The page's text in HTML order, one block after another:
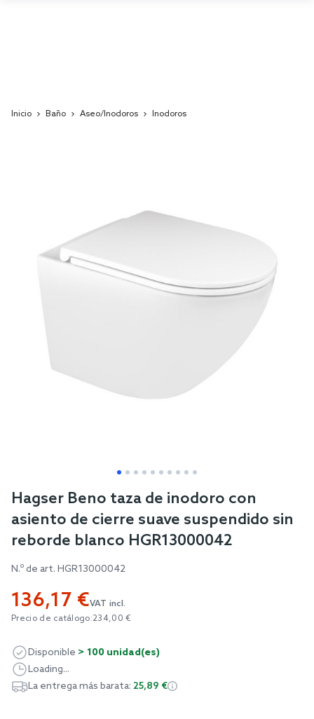
Inicio Baño Aseo/Inodoros Inodoros
Skip
beginning
of
images
gallery
Hagser Beno taza de inodoro con
asiento de cierre suave suspendido sin
reborde blanco HGR13000042
N.º de art. HGR13000042
136,17 €VAT incl.
Precio de catálogo:234,00 €
Disponible > 100 unidad(es)
Loading...
La entrega más barata: 25,89 €